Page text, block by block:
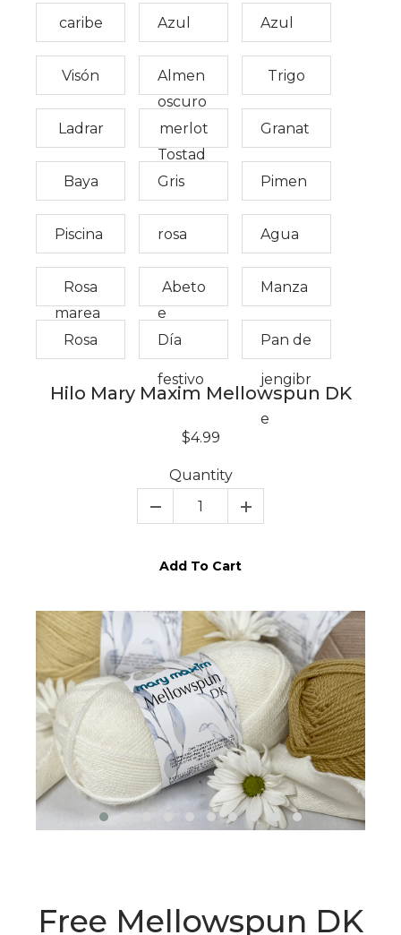
nto
caribe Azul
marino
oscuro
Azul
marino
Visón Almen
dra
Tostad
Trigo
Ladrar merlot Granat
e
Baya Gris
pardo
Pimen
ton
Piscina
de la
marea
rosa
vintag
e
Agua
marina
Rosa Abeto Manza
nilla
Rosa Día
festivo
Pan de
jengibr
e
Hilo Mary Maxim Mellowspun DK
$4.99
Quantity
Add To Cart
Free Mellowspun DK